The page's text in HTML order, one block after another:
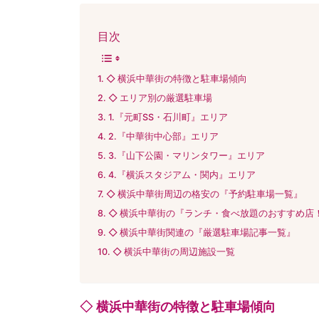
目次
◇ 横浜中華街の特徴と駐車場傾向
◇ エリア別の厳選駐車場
1.『元町SS・石川町』エリア
2.『中華街中心部』エリア
3.『山下公園・マリンタワー』エリア
4.『横浜スタジアム・関内』エリア
◇ 横浜中華街周辺の格安の『予約駐車場一覧』
◇ 横浜中華街の『ランチ・食べ放題のおすすめ店
◇ 横浜中華街関連の『厳選駐車場記事一覧』
◇ 横浜中華街の周辺施設一覧
◇ 横浜中華街の特徴と駐車場傾向